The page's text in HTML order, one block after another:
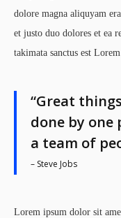
dolore magna aliquyam
et justo duo dolores et ea
takimata sanctus est
“Great
done by one
a team of
– Steve Jobs
Lorem ipsum dolor sit